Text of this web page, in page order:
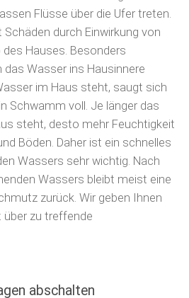
Flüsse über die Ufer treten.
durch Einwirkung von
des Hauses. Besonders
Wasser ins Hausinnere
im Haus steht, saugt sich
Schwamm voll. Je länger das
steht, desto mehr Feuchtigkeit
Böden. Daher ist ein schnelles
Wassers sehr wichtig. Nach
Wassers bleibt meist eine
zurück. Wir geben Ihnen
über zu treffende
abschalten